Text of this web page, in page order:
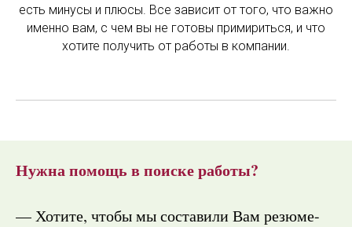
есть минусы и плюсы. Все зависит от того, что важно
именно вам, с чем вы не готовы примириться, и что
хотите получить от работы в компании.
Нужна помощь в поиске работы?
— Хотите, чтобы мы составили Вам резюме-